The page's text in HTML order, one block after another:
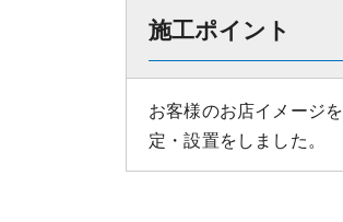
施工ポイント
お客様のお店イメージ
定・設置をしました。